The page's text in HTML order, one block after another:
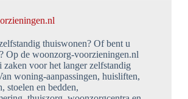
thuiswonen? Of bent u
Op de woonzorg-voorzieningen.nl
voor het langer zelfstandig
woning-aanpassingen, huisliften,
stoelen en bedden,